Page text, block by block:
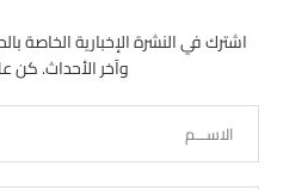
اشترك في النشرة الإخبارية الخاصة
وآخر الأحداث. كن